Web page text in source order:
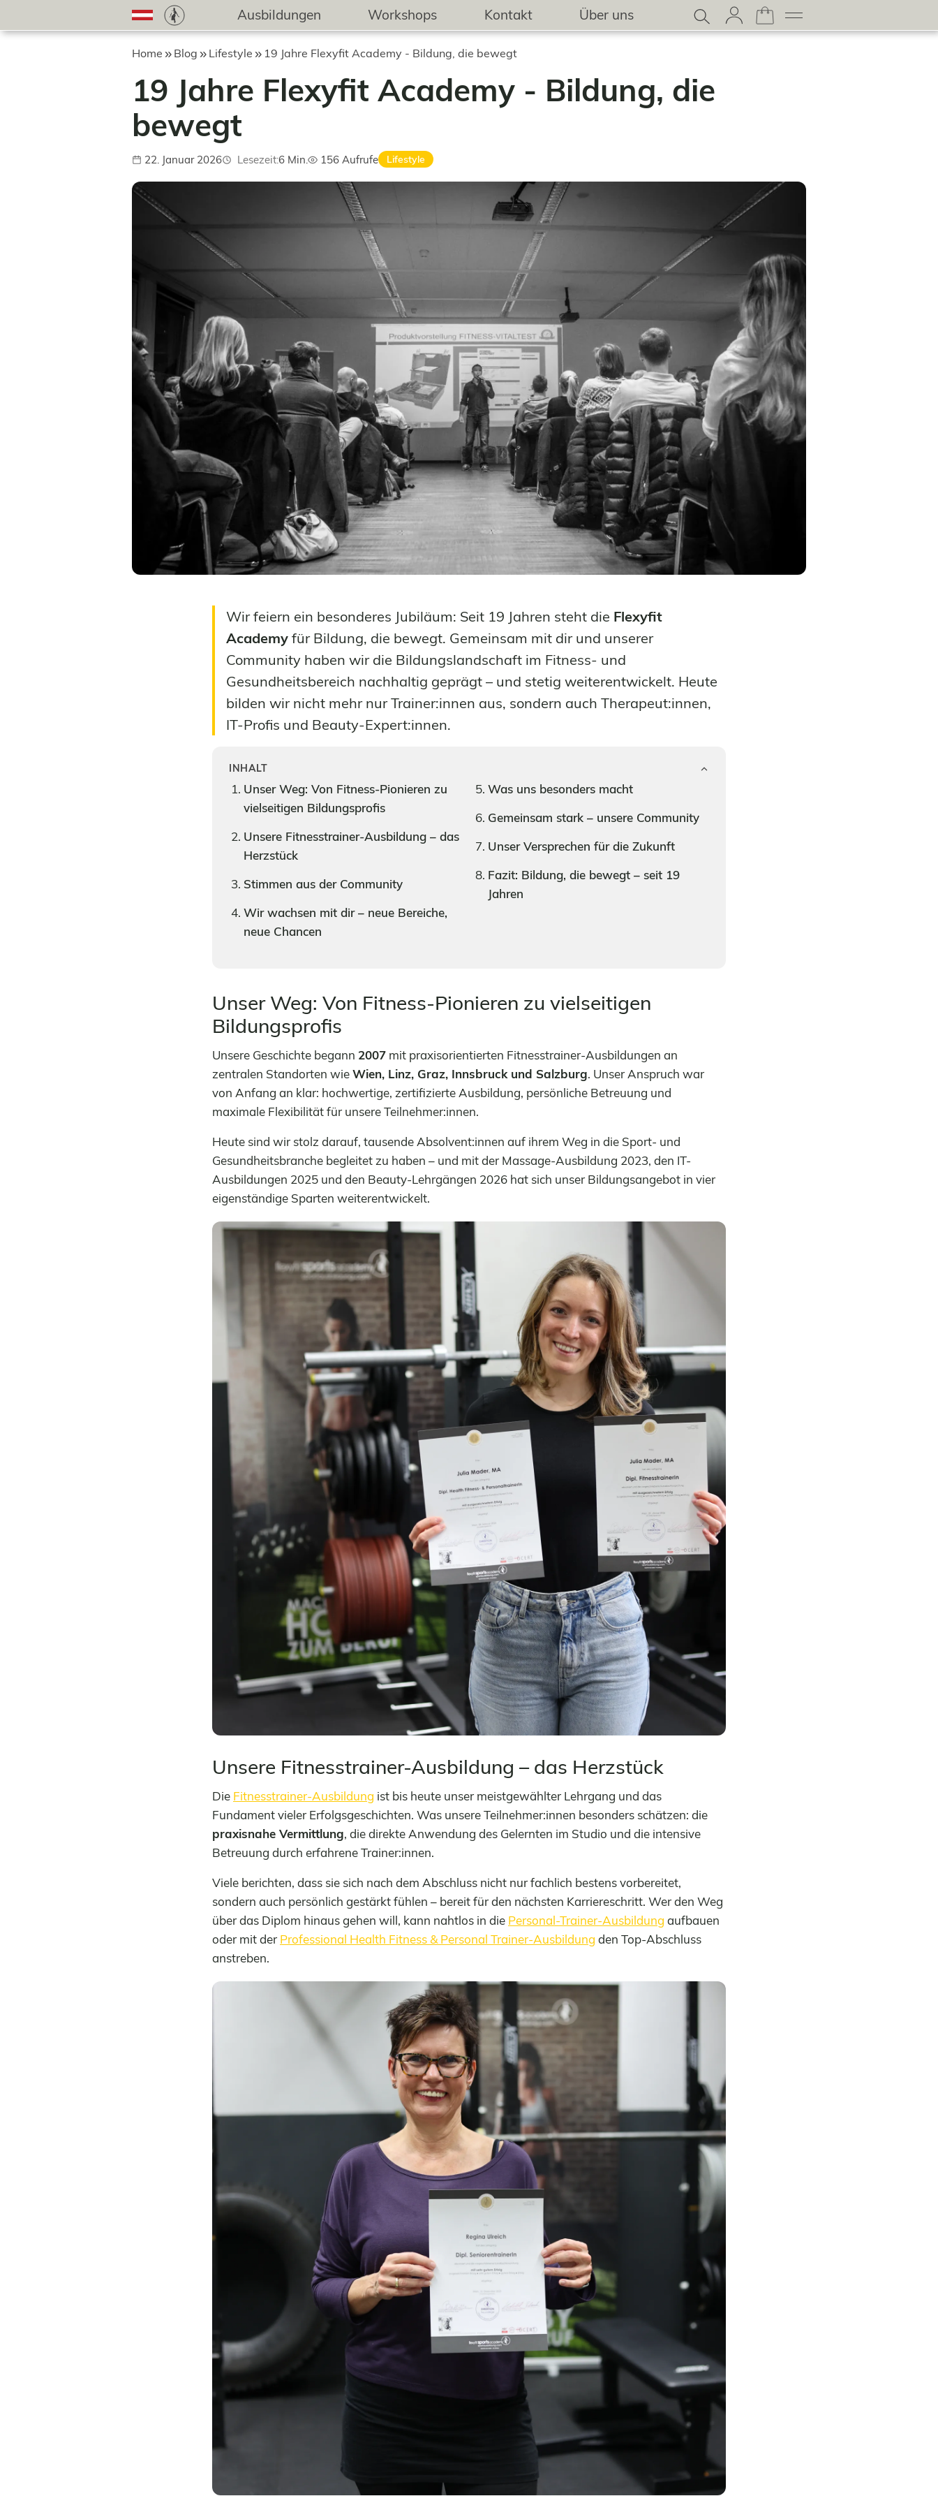
Ausbildungen Workshops Kontakt Über uns
Home Blog Lifestyle 19 Jahre Flexyfit Academy - Bildung, die bewegt
19 Jahre Flexyfit Academy - Bildung, die
bewegt
Veröffentlicht:
22. Januar 2026 Lesezeit:6 Min.Aufrufe:
156 Aufrufe Lifestyle
Wir feiern ein besonderes Jubiläum: Seit 19 Jahren steht die Flexyfit
Academy für Bildung, die bewegt. Gemeinsam mit dir und unserer
Community haben wir die Bildungslandschaft im Fitness- und
Gesundheitsbereich nachhaltig geprägt – und stetig weiterentwickelt. Heute
bilden wir nicht mehr nur Trainer:innen aus, sondern auch Therapeut:innen,
IT-Profis und Beauty-Expert:innen.
INHALT
Unser Weg: Von Fitness-Pionieren zu
vielseitigen Bildungsprofis
Unsere Fitnesstrainer-Ausbildung – das
Herzstück
Stimmen aus der Community
Wir wachsen mit dir – neue Bereiche,
neue Chancen
Was uns besonders macht
Gemeinsam stark – unsere Community
Unser Versprechen für die Zukunft
Fazit: Bildung, die bewegt – seit 19
Jahren
Unser Weg: Von Fitness-Pionieren zu vielseitigen
Bildungsprofis
Unsere Geschichte begann 2007 mit praxisorientierten Fitnesstrainer-Ausbildungen an
zentralen Standorten wieWien, Linz, Graz, Innsbruck und Salzburg. Unser Anspruch war
von Anfang an klar: hochwertige, zertifizierte Ausbildung, persönliche Betreuung und
maximale Flexibilität für unsere Teilnehmer:innen.
Heute sind wir stolz darauf, tausende Absolvent:innen auf ihrem Weg in die Sport- und
Gesundheitsbranche begleitet zu haben – und mit der Massage-Ausbildung 2023, den IT-
Ausbildungen 2025 und den Beauty-Lehrgängen 2026 hat sich unser Bildungsangebot in vier
eigenständige Sparten weiterentwickelt.
Unsere Fitnesstrainer-Ausbildung – das Herzstück
Die Fitnesstrainer-Ausbildung ist bis heute unser meistgewählter Lehrgang und das
Fundament vieler Erfolgsgeschichten. Was unsere Teilnehmer:innen besonders schätzen: die
praxisnahe Vermittlung, die direkte Anwendung des Gelernten im Studio und die intensive
Betreuung durch erfahrene Trainer:innen.
Viele berichten, dass sie sich nach dem Abschluss nicht nur fachlich bestens vorbereitet,
sondern auch persönlich gestärkt fühlen – bereit für den nächsten Karriereschritt. Wer den Weg
über das Diplom hinaus gehen will, kann nahtlos in die Personal-Trainer-Ausbildung aufbauen
oder mit der Professional Health Fitness & Personal Trainer-Ausbildung den Top-Abschluss
anstreben.